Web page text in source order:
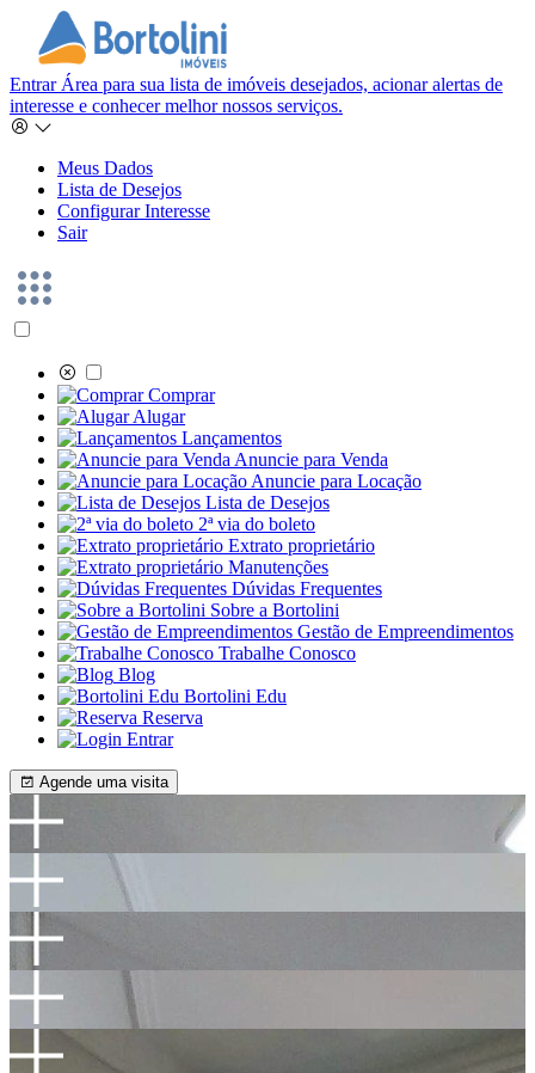
Entrar Área para sua lista de imóveis desejados, acionar alertas de
interesse e conhecer melhor nossos serviços.
Meus Dados
Lista de Desejos
Configurar Interesse
Sair
Comprar
Alugar
Lançamentos
Anuncie para Venda
Anuncie para Locação
Lista de Desejos
2ª via do boleto
Extrato proprietário
Manutenções
Dúvidas Frequentes
Sobre a Bortolini
Gestão de Empreendimentos
Trabalhe Conosco
Blog
Bortolini Edu
Reserva
Entrar
Agende uma visita